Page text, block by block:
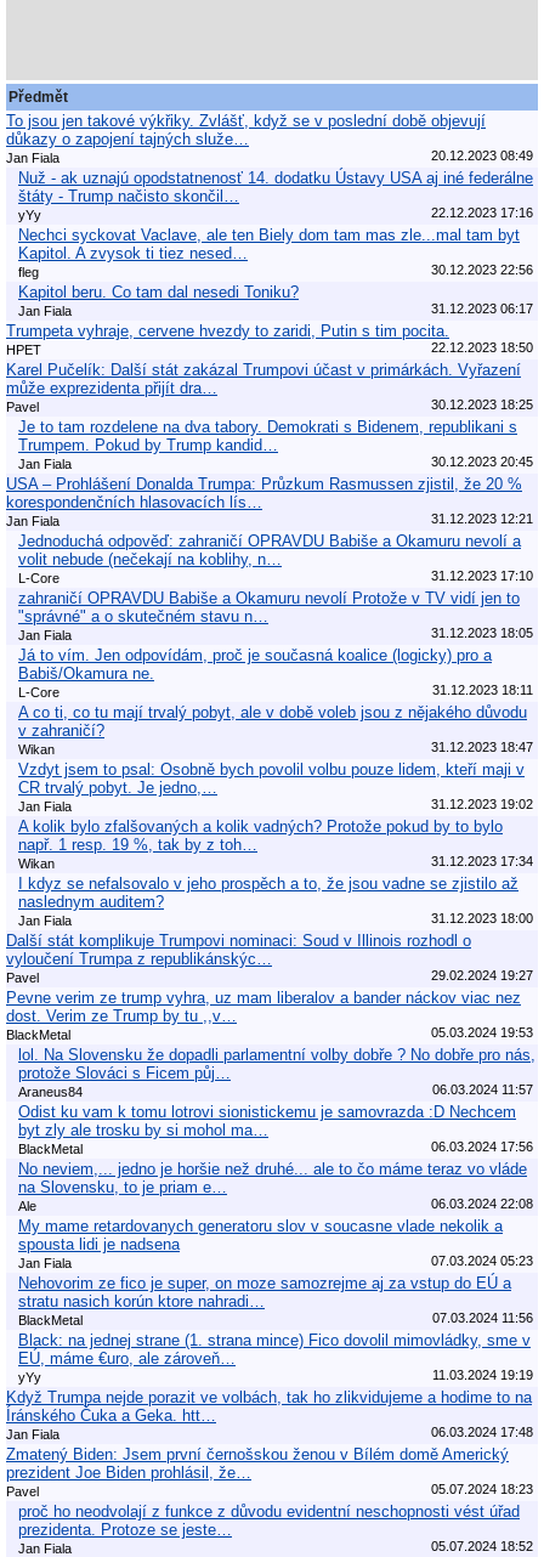
Předmět
To jsou jen takové výkřiky. Zvlášť, když se v poslední době objevují
důkazy o zapojení tajných služe…
Jan Fiala 20.12.2023 08:49
Nuž - ak uznajú opodstatnenosť 14. dodatku Ústavy USA aj iné federálne
štáty - Trump načisto skončil…
yYy 22.12.2023 17:16
Nechci syckovat Vaclave, ale ten Biely dom tam mas zle...mal tam byt
Kapitol. A zvysok ti tiez nesed…
fleg 30.12.2023 22:56
Kapitol beru. Co tam dal nesedi Toniku?
Jan Fiala 31.12.2023 06:17
Trumpeta vyhraje, cervene hvezdy to zaridi, Putin s tim pocita.
HPET 22.12.2023 18:50
Karel Pučelík: Další stát zakázal Trumpovi účast v primárkách. Vyřazení
může exprezidenta přijít dra…
Pavel 30.12.2023 18:25
Je to tam rozdelene na dva tabory. Demokrati s Bidenem, republikani s
Trumpem. Pokud by Trump kandid…
Jan Fiala 30.12.2023 20:45
USA – Prohlášení Donalda Trumpa: Průzkum Rasmussen zjistil, že 20 %
korespondenčních hlasovacích lís…
Jan Fiala 31.12.2023 12:21
Jednoduchá odpověď: zahraničí OPRAVDU Babiše a Okamuru nevolí a
volit nebude (nečekají na koblihy, n…
L-Core 31.12.2023 17:10
zahraničí OPRAVDU Babiše a Okamuru nevolí Protože v TV vidí jen to
"správné" a o skutečném stavu n…
Jan Fiala 31.12.2023 18:05
Já to vím. Jen odpovídám, proč je současná koalice (logicky) pro a
Babiš/Okamura ne.
L-Core 31.12.2023 18:11
A co ti, co tu mají trvalý pobyt, ale v době voleb jsou z nějakého důvodu
v zahraničí?
Wikan 31.12.2023 18:47
Vzdyt jsem to psal: Osobně bych povolil volbu pouze lidem, kteří maji v
CR trvalý pobyt. Je jedno,…
Jan Fiala 31.12.2023 19:02
A kolik bylo zfalšovaných a kolik vadných? Protože pokud by to bylo
např. 1 resp. 19 %, tak by z toh…
Wikan 31.12.2023 17:34
I kdyz se nefalsovalo v jeho prospěch a to, že jsou vadne se zjistilo až
naslednym auditem?
Jan Fiala 31.12.2023 18:00
Další stát komplikuje Trumpovi nominaci: Soud v Illinois rozhodl o
vyloučení Trumpa z republikánskýc…
Pavel 29.02.2024 19:27
Pevne verim ze trump vyhra, uz mam liberalov a bander náckov viac nez
dost. Verim ze Trump by tu ,,v…
BlackMetal 05.03.2024 19:53
lol. Na Slovensku že dopadli parlamentní volby dobře ? No dobře pro nás,
protože Slováci s Ficem půj…
Araneus84 06.03.2024 11:57
Odist ku vam k tomu lotrovi sionistickemu je samovrazda :D Nechcem
byt zly ale trosku by si mohol ma…
BlackMetal 06.03.2024 17:56
No neviem,... jedno je horšie než druhé... ale to čo máme teraz vo vláde
na Slovensku, to je priam e…
Ale 06.03.2024 22:08
My mame retardovanych generatoru slov v soucasne vlade nekolik a
spousta lidi je nadsena
Jan Fiala 07.03.2024 05:23
Nehovorim ze fico je super, on moze samozrejme aj za vstup do EÚ a
stratu nasich korún ktore nahradi…
BlackMetal 07.03.2024 11:56
Black: na jednej strane (1. strana mince) Fico dovolil mimovládky, sme v
EÚ, máme €uro, ale zároveň…
yYy 11.03.2024 19:19
Když Trumpa nejde porazit ve volbách, tak ho zlikvidujeme a hodime to na
Íránského Čuka a Geka. htt…
Jan Fiala 06.03.2024 17:48
Zmatený Biden: Jsem první černošskou ženou v Bílém domě Americký
prezident Joe Biden prohlásil, že…
Pavel 05.07.2024 18:23
proč ho neodvolají z funkce z důvodu evidentní neschopnosti vést úřad
prezidenta. Protoze se jeste…
Jan Fiala 05.07.2024 18:52